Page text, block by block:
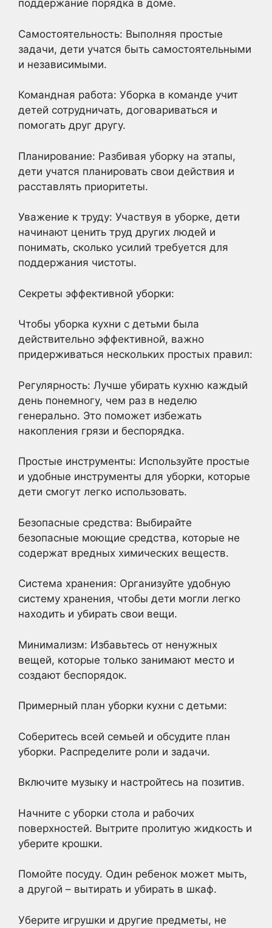
поддержание порядка в доме.
Самостоятельность: Выполняя простые
задачи, дети учатся быть самостоятельными
и независимыми.
Командная работа: Уборка в команде учит
детей сотрудничать, договариваться и
помогать друг другу.
Планирование: Разбивая уборку на этапы,
дети учатся планировать свои действия и
расставлять приоритеты.
Уважение к труду: Участвуя в уборке, дети
начинают ценить труд других людей и
понимать, сколько усилий требуется для
поддержания чистоты.
Секреты эффективной уборки:
Чтобы уборка кухни с детьми была
действительно эффективной, важно
придерживаться нескольких простых правил:
Регулярность: Лучше убирать кухню каждый
день понемногу, чем раз в неделю
генерально. Это поможет избежать
накопления грязи и беспорядка.
Простые инструменты: Используйте простые
и удобные инструменты для уборки, которые
дети смогут легко использовать.
Безопасные средства: Выбирайте
безопасные моющие средства, которые не
содержат вредных химических веществ.
Система хранения: Организуйте удобную
систему хранения, чтобы дети могли легко
находить и убирать свои вещи.
Минимализм: Избавьтесь от ненужных
вещей, которые только занимают место и
создают беспорядок.
Примерный план уборки кухни с детьми:
Соберитесь всей семьей и обсудите план
уборки. Распределите роли и задачи.
Включите музыку и настройтесь на позитив.
Начните с уборки стола и рабочих
поверхностей. Вытрите пролитую жидкость и
уберите крошки.
Помойте посуду. Один ребенок может мыть,
а другой – вытирать и убирать в шкаф.
Уберите игрушки и другие предметы, не